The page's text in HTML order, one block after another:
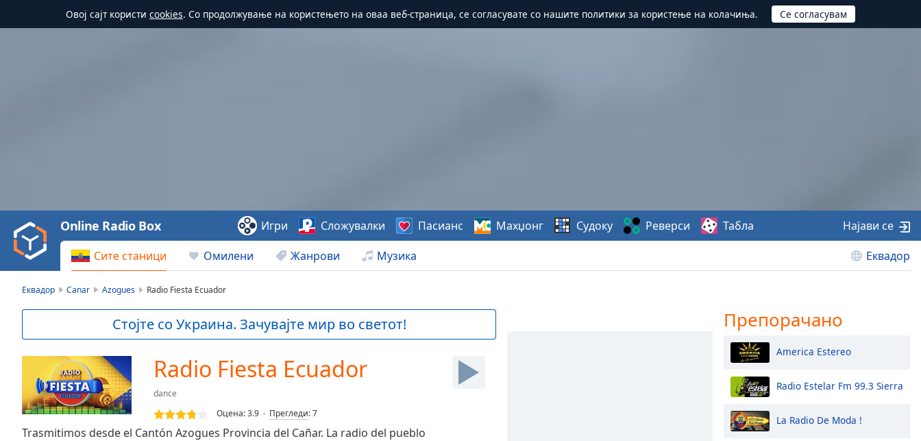
Овој сајт користи cookies. Со продолжување на користењето на оваа веб-страница, се согласувате со нашите политики за користење на колачиња.
Video
Play
Backward
Skip
Current
Duration-:-
Stream
TypeLIVE
Сите станици Омилени Жанрови Музика Еквадор
Online Radio Box Игри Сложувалки Пасианс Махџонг Судоку Реверси Табла Најави се
Еквадор Canar Azogues Radio Fiesta Ecuador
Стојте со Украина. Зачувајте мир во светот!
Radio Fiesta Ecuador
dance
Оцена:3.9 Прегледи:7
Trasmitimos desde el Cantón Azogues Provincia del Cañar. La radio del pueblo
Препорачано
America Estereo
Radio Estelar Fm 99.3 Sierra
La Radio De Moda !